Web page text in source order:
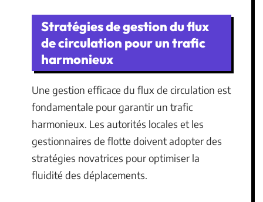
Stratégies de gestion du flux
de circulation pour un trafic
harmonieux
Une gestion efficace du flux de circulation est
fondamentale pour garantir un trafic
harmonieux. Les autorités locales et les
gestionnaires de flotte doivent adopter des
stratégies novatrices pour optimiser la
fluidité des déplacements.